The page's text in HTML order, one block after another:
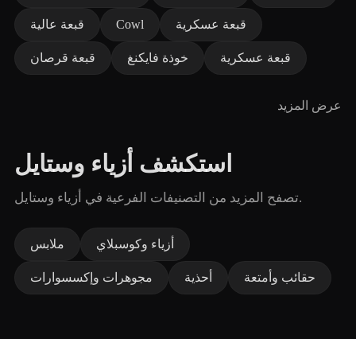
قبعة عالية Cowl قبعة عسكرية
قبعة قرصان خوذة فايكنغ قبعة عسكرية
عرض المزيد
استكشف أزياء وستايل
تصفح المزيد من التصنيفات الفرعية في أزياء وستايل.
ملابس أزياء وكوسبلاي
مجوهرات وإكسسوارات أحذية حقائب وأمتعة